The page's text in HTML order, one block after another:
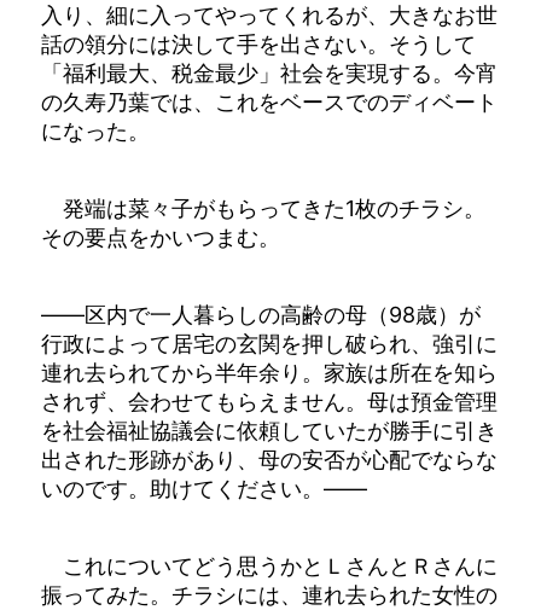
入り、細に入ってやってくれるが、大きなお世
話の領分には決して手を出さない。そうして
「福利最大、税金最少」社会を実現する。今宵
の久寿乃葉では、これをベースでのディベート
になった。
発端は菜々子がもらってきた1枚のチラシ。
その要点をかいつまむ。
――区内で一人暮らしの高齢の母（98歳）が
行政によって居宅の玄関を押し破られ、強引に
連れ去られてから半年余り。家族は所在を知ら
されず、会わせてもらえません。母は預金管理
を社会福祉協議会に依頼していたが勝手に引き
出された形跡があり、母の安否が心配でならな
いのです。助けてください。――
これについてどう思うかとＬさんとＲさんに
振ってみた。チラシには、連れ去られた女性の